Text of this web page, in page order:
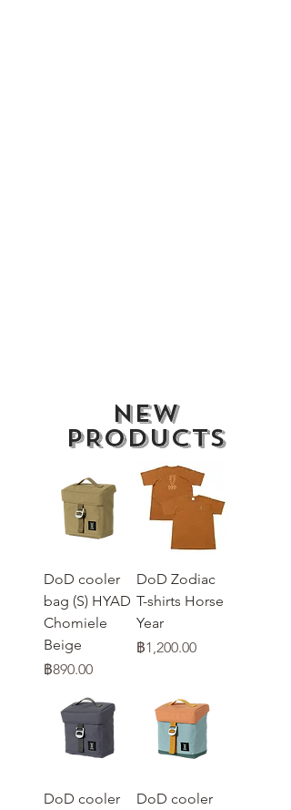
New
PRODUCTS
DoD cooler
bag (S) HYAD
Chomiele
Beige
ราคา
฿890.00
DoD Zodiac
T-shirts Horse
Year
ราคา
฿1,200.00
DoD cooler
DoD cooler